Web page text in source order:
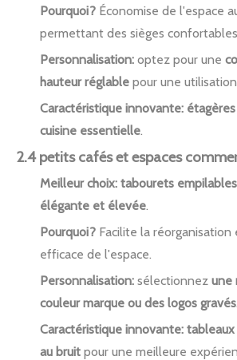
Pourquoi? Économise de l'espace
permettant des sièges
Personnalisation: optez pour une
hauteur réglable pour une
Caractéristique innovante:
cuisine essentielle.
2.4 petits cafés et espaces
Meilleur choix: tabourets
élégante et élevée.
Pourquoi? Facilite la
efficace de l'espace.
Personnalisation: sélectionnez une
couleur marque ou des logos gravés.
Caractéristique innovante:
au bruit pour une meilleure